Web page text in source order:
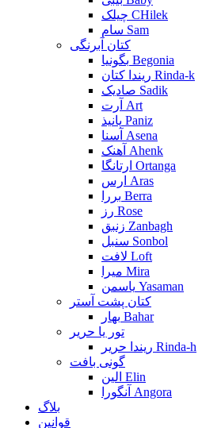
چیلک CHilek
سام Sam
کتان آبرنگی
بگونیا Begonia
ریندا کتان Rinda-k
صادیک Sadik
آرت Art
پانیذ Paniz
آسنا Asena
آهنک Ahenk
ارتانگا Ortanga
ارس Aras
بررا Berra
رز Rose
زنبق Zanbagh
سنبل Sonbol
لافت Loft
میرا Mira
یاسمن Yasaman
کتان پشت آستر
بهار Bahar
تور یا حریر
ریندا حریر Rinda-h
گونی بافت
الین Elin
آنگورا Angora
بلاگ
قوانین